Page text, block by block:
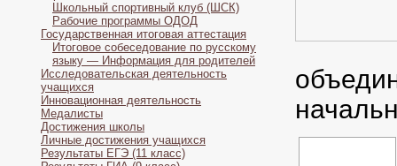
Школьный спортивный клуб (ШСК)
Рабочие программы ОДОД
Государственная итоговая аттестация
Итоговое собеседование по русскому
языку — Информация для родителей
Исследовательская деятельность
учащихся
Инновационная деятельность
Медалисты
Достижения школы
Личные достижения учащихся
Результаты ЕГЭ (11 класс)